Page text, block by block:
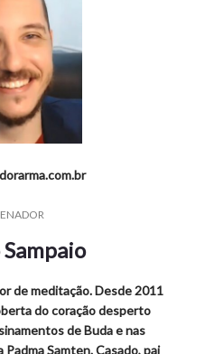
de meditação. Desde 2011
do coração desperto
de Buda e nas
Samten. Casado, pai